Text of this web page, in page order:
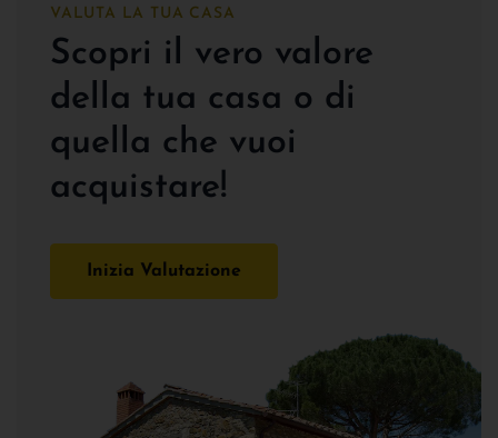
VALUTA LA TUA CASA
Scopri il vero valore
della tua casa o di
quella che vuoi
acquistare!
Inizia Valutazione